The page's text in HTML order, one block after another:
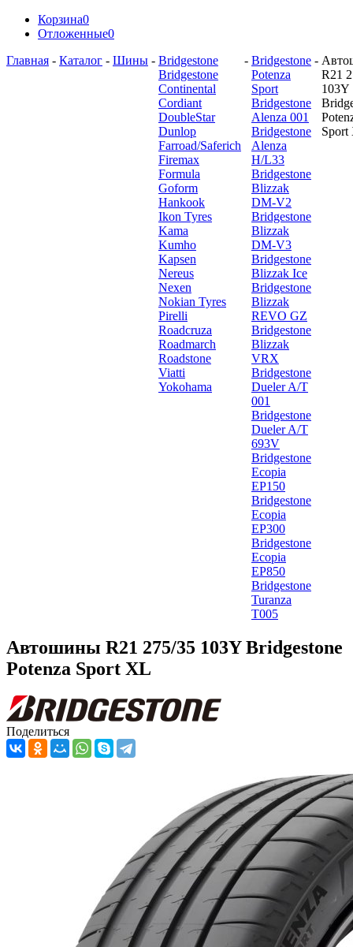
Корзина0
Отложенные0
Главная - Каталог - Шины - Bridgestone
Bridgestone
Continental
Cordiant
DoubleStar
Dunlop
Farroad/Saferich
Firemax
Formula
Goform
Hankook
Ikon Tyres
Kama
Kumho
Kapsen
Nereus
Nexen
Nokian Tyres
Pirelli
Roadcruza
Roadmarch
Roadstone
Viatti
Yokohama
- Bridgestone
Potenza
Sport
Bridgestone
Alenza 001
Bridgestone
Alenza
H/L33
Bridgestone
Blizzak
DM-V2
Bridgestone
Blizzak
DM-V3
Bridgestone
Blizzak Ice
Bridgestone
Blizzak
REVO GZ
Bridgestone
Blizzak
VRX
Bridgestone
Dueler A/T
001
Bridgestone
Dueler A/T
693V
Bridgestone
Ecopia
EP150
Bridgestone
Ecopia
EP300
Bridgestone
Ecopia
EP850
Bridgestone
Turanza
T005
-
R21
103Y
Автошины R21 275/35 103Y Bridgestone
Potenza Sport XL
Поделиться